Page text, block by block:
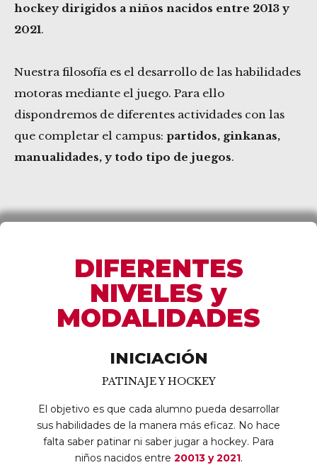
hockey dirigidos a niños nacidos entre 2013 y
2021.
Nuestra filosofía es el desarrollo de las habilidades
motoras mediante el juego. Para ello
dispondremos de diferentes actividades con las
que completar el campus: partidos, ginkanas,
manualidades, y todo tipo de juegos.
DIFERENTES
NIVELES y
MODALIDADES
INICIACIÓN
PATINAJE Y HOCKEY
El objetivo es que cada alumno pueda desarrollar
sus habilidades de la manera más eficaz. No hace
falta saber patinar ni saber jugar a hockey. Para
niños nacidos entre 20013 y 2021.